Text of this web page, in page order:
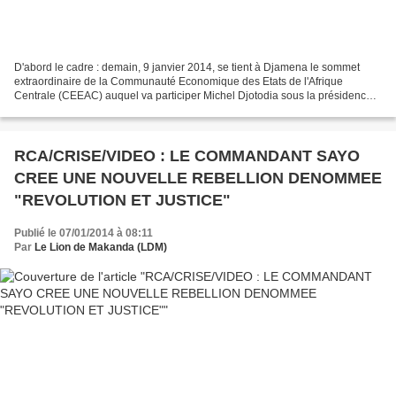
D'abord le cadre : demain, 9 janvier 2014, se tient à Djamena le sommet
extraordinaire de la Communauté Economique des Etats de l'Afrique
Centrale (CEEAC) auquel va participer Michel Djotodia sous la présidence
RCA/CRISE/VIDEO : LE COMMANDANT SAYO
CREE UNE NOUVELLE REBELLION DENOMMEE
"REVOLUTION ET JUSTICE"
Publié le 07/01/2014 à 08:11
Par Le Lion de Makanda (LDM)